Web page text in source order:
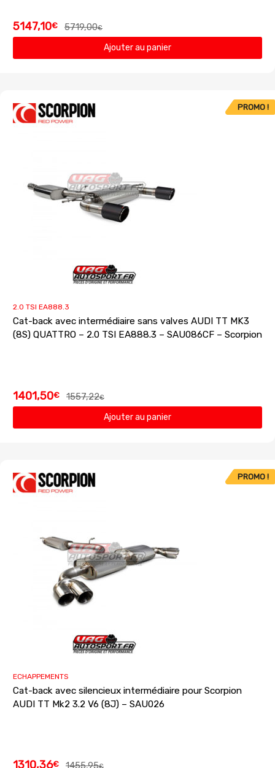
5719,00€
5147,10€
Ajouter au panier
PROMO !
2.0 TSI EA888.3
Cat-back avec intermédiaire sans valves AUDI TT MK3
(8S) QUATTRO – 2.0 TSI EA888.3 – SAU086CF – Scorpion
1557,22€
1401,50€
Ajouter au panier
PROMO !
ECHAPPEMENTS
Cat-back avec silencieux intermédiaire pour Scorpion
AUDI TT Mk2 3.2 V6 (8J) – SAU026
1310,36€